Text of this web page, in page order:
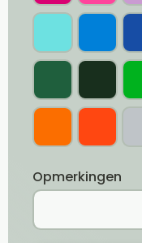
Opmerkingen